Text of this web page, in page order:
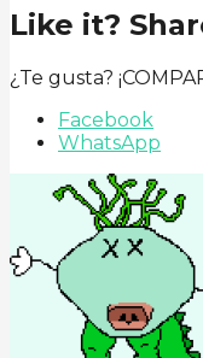
Like it?
¿Te gusta?
Facebook
WhatsApp